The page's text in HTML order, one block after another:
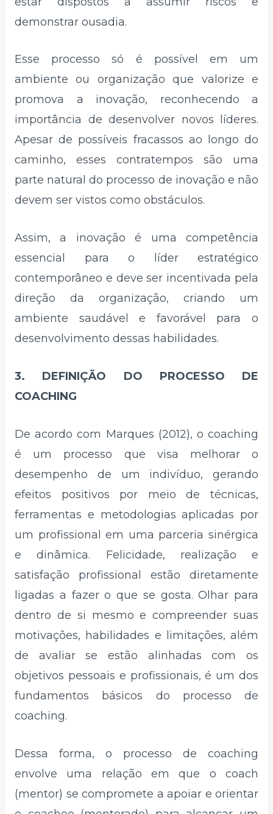
demonstrar ousadia.
Esse processo só é possível em um
ambiente ou organização que valorize e
promova a inovação, reconhecendo a
importância de desenvolver novos líderes.
Apesar de possíveis fracassos ao longo do
caminho, esses contratempos são uma
parte natural do processo de inovação e não
devem ser vistos como obstáculos.
Assim, a inovação é uma competência
essencial para o líder estratégico
contemporâneo e deve ser incentivada pela
direção da organização, criando um
ambiente saudável e favorável para o
desenvolvimento dessas habilidades.
3. DEFINIÇÃO DO PROCESSO DE
COACHING
De acordo com Marques (2012), o coaching
é um processo que visa melhorar o
desempenho de um indivíduo, gerando
efeitos positivos por meio de técnicas,
ferramentas e metodologias aplicadas por
um profissional em uma parceria sinérgica
e dinâmica. Felicidade, realização e
satisfação profissional estão diretamente
ligadas a fazer o que se gosta. Olhar para
dentro de si mesmo e compreender suas
motivações, habilidades e limitações, além
de avaliar se estão alinhadas com os
objetivos pessoais e profissionais, é um dos
fundamentos básicos do processo de
coaching.
Dessa forma, o processo de coaching
envolve uma relação em que o coach
(mentor) se compromete a apoiar e orientar